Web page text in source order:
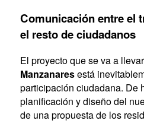
Comunicación entre el
el resto de ciudadanos
El proyecto que se va a
Manzanaresestá
participación ciudadana. De
planificación y diseño del
de una propuesta de los